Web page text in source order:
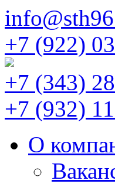
+7 (922)
+7 (343)
+7 (932)
О